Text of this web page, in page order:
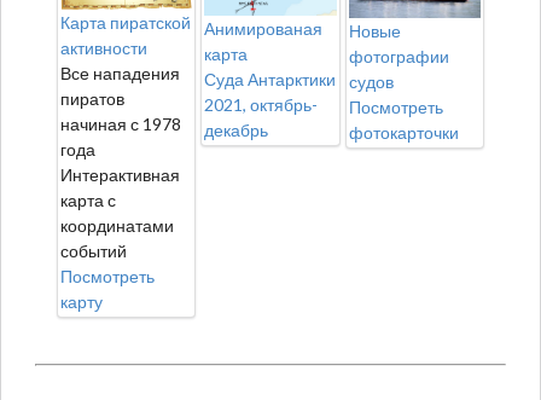
Карта пиратской
активности
Все нападения
пиратов
начиная с 1978
года
Интерактивная
карта с
координатами
событий
Посмотреть
карту
Анимированая
карта
Суда Антарктики
2021, октябрь-
декабрь
Новые
фотографии
судов
Посмотреть
фотокарточки